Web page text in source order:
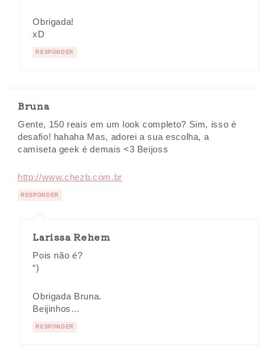
Obrigada!
xD
RESPONDER
Bruna
Gente, 150 reais em um look completo? Sim, isso é
desafio! hahaha Mas, adorei a sua escolha, a
camiseta geek é demais <3 Beijoss
http://www.chezb.com.br
RESPONDER
Larissa Rehem
Pois não é?
“)
Obrigada Bruna.
Beijinhos…
RESPONDER